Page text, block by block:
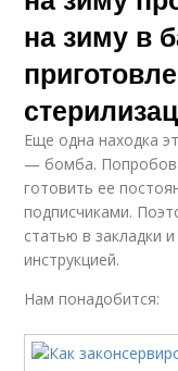
на зиму в
Еще одна находка
— бомба.
готовить ее
подписчиками.
статью в закладки
инструкцией.
Нам понадобится: